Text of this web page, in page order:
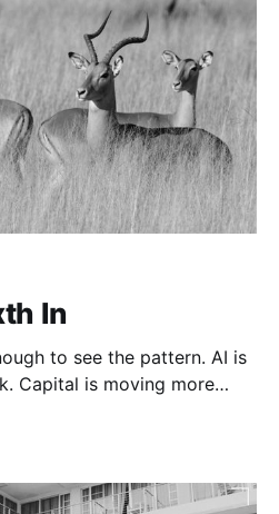
In
to see the pattern. AI is
Capital is moving more
old background: